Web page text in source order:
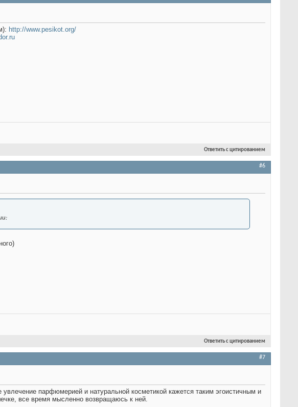
http://www.pesikot.org/
Ответить с цитированием
#6
Ответить с цитированием
#7
парфюмерией и натуральной косметикой кажется таким эгоистичным и
все время мысленно возвращаюсь к ней.